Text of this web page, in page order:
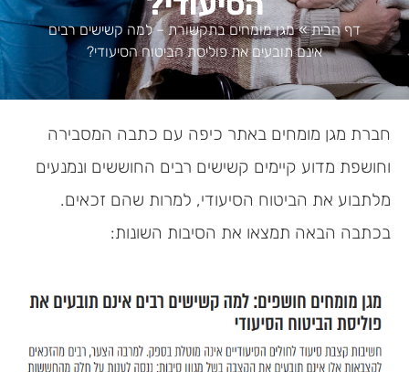
דף הבית»מגן מומחים בתקשורת – למה קשישים רבים
אינם תובעים את פוליסת הביטוח הסיעודי?
חברת מגן מומחים באתר כיפה עם כתבה המסבירה
וחושפת מדוע קיימים קשישים רבים החוששים ונמנעים
מלתבוע את הביטוח הסיעודי, למרות שהם זכאים.
בכתבה הבאה תמצאו את הסיבות השונות: